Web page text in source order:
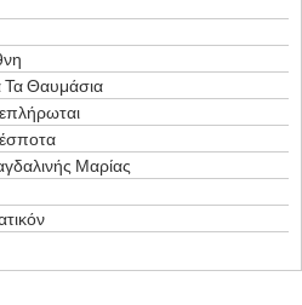
Τα Θαυμάσια
Μαρίας